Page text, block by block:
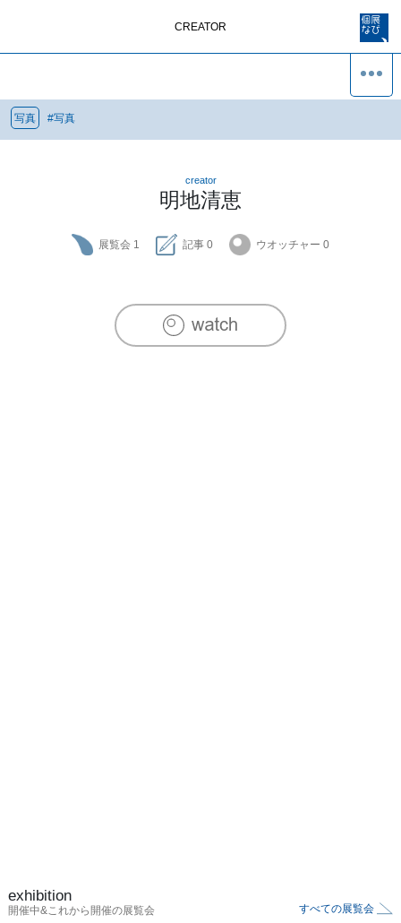
CREATOR
写真 #写真
creator
明地清恵
展覧会 1 記事 0 ウオッチャー 0
exhibition
開催中&これから開催の展覧会 すべての展覧会